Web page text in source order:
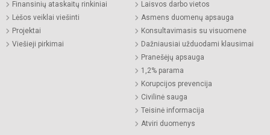
Finansinių ataskaitų rinkiniai
Lėšos veiklai viešinti
Projektai
Viešieji pirkimai
Laisvos darbo vietos
Asmens duomenų apsauga
Konsultavimasis su visuomene
Dažniausiai užduodami klausimai
Pranešėjų apsauga
1,2% parama
Korupcijos prevencija
Civilinė sauga
Teisinė informacija
Atviri duomenys